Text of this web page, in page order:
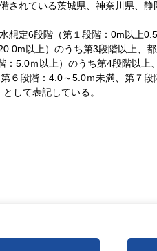
れている茨城県、神奈川県、
想定6段階（第１段階：0m以上
以上）のうち第3段階以上、
5.0ｍ以上）のうち第4段階以
６段階：4.0～5.0ｍ未満、第７
して表記している。